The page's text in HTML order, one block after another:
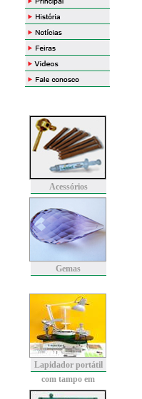
Acessórios
Gemas
Lapidador portátil
com tampo em
granito